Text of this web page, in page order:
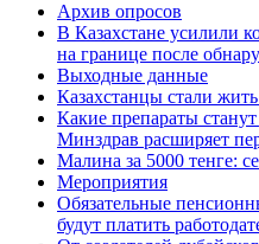
Архив опросов
В Казахстане усилили
на границе после
Выходные данные
Казахстанцы стали
Какие препараты
Минздрав расширяет
Малина за 5000 тенге:
Мероприятия
Обязательные
будут платить